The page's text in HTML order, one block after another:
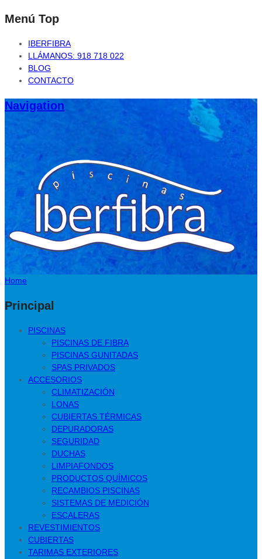
Menú Top
IBERFIBRA
LLÁMANOS: 918 718 022
BLOG
CONTACTO
Navigation
Home
Principal
PISCINAS
PISCINAS DE FIBRA
PISCINAS GUNITADAS
SPAS PRIVADOS
ACCESORIOS
CLIMATIZACIÓN
LONAS
CUBIERTAS TÉRMICAS
DEPURADORAS
SEGURIDAD
DUCHAS
LIMPIAFONDOS
PRODUCTOS QUÍMICOS
RECAMBIOS PISCINAS
SISTEMAS DE MEDICIÓN
ESCALERAS
REVESTIMIENTOS
CUBIERTAS
TARIMAS EXTERIORES